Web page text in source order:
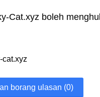
Cat.xyz boleh
cat.xyz
borang ulasan (0)